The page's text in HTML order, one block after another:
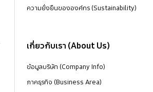
ความยั่งยืนขององค์กร (Sustainability)
เกี่ยวกับเรา (About Us)
ข้อมูลบริษัท (Company Info)
ภาคธุรกิจ (Business Area)